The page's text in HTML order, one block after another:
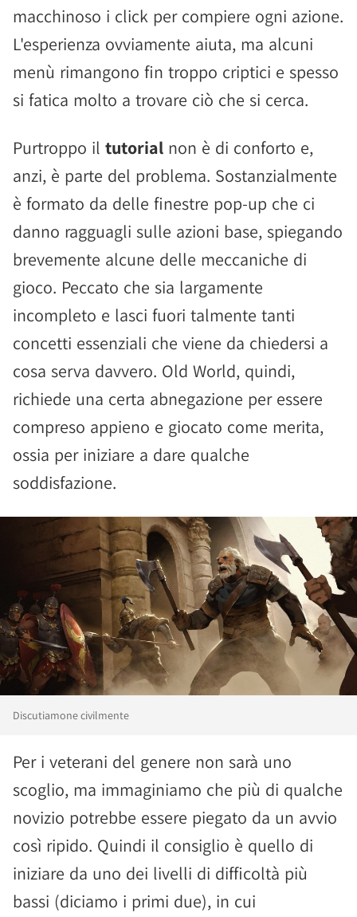
macchinoso i click per compiere ogni azione.
L'esperienza ovviamente aiuta, ma alcuni
menù rimangono fin troppo criptici e spesso
si fatica molto a trovare ciò che si cerca.
Purtroppo il tutorial non è di conforto e,
anzi, è parte del problema. Sostanzialmente
è formato da delle finestre pop-up che ci
danno ragguagli sulle azioni base, spiegando
brevemente alcune delle meccaniche di
gioco. Peccato che sia largamente
incompleto e lasci fuori talmente tanti
concetti essenziali che viene da chiedersi a
cosa serva davvero. Old World, quindi,
richiede una certa abnegazione per essere
compreso appieno e giocato come merita,
ossia per iniziare a dare qualche
soddisfazione.
Discutiamone civilmente
Per i veterani del genere non sarà uno
scoglio, ma immaginiamo che più di qualche
novizio potrebbe essere piegato da un avvio
così ripido. Quindi il consiglio è quello di
iniziare da uno dei livelli di difficoltà più
bassi (diciamo i primi due), in cui